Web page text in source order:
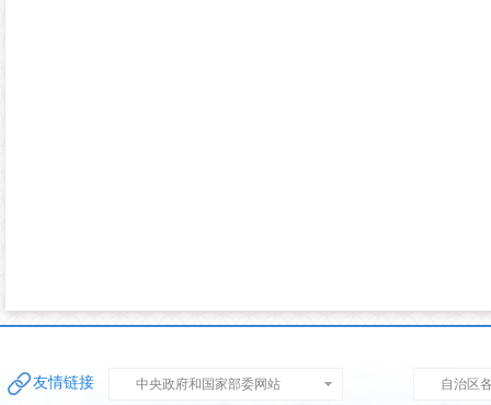
友情链接 中央政府和国家部委网站 自治区